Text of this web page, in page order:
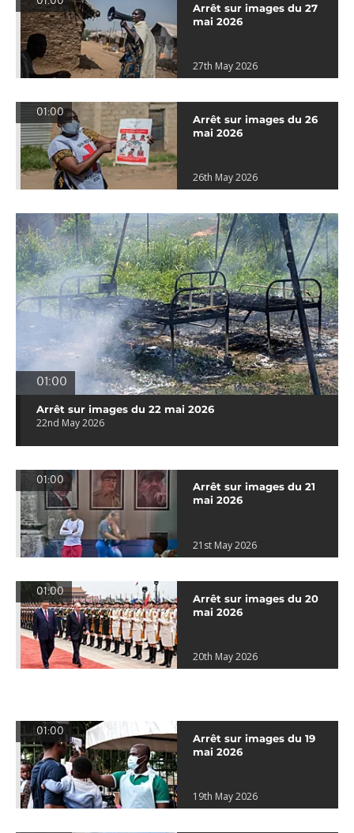
Arrêt sur images du 27
mai 2026
27th May 2026
01:00
Arrêt sur images du 26
mai 2026
26th May 2026
01:00
Arrêt sur images du 22 mai 2026
22nd May 2026
01:00
Arrêt sur images du 21
mai 2026
21st May 2026
01:00
Arrêt sur images du 20
mai 2026
20th May 2026
01:00
Arrêt sur images du 19
mai 2026
19th May 2026